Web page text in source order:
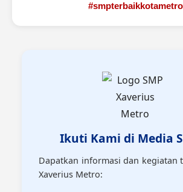
#smpterbaikkotametro
Ikuti Kami di Media
Dapatkan informasi dan kegiatan
Xaverius Metro: